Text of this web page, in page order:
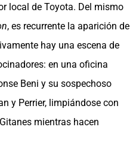
local de Toyota. Del mismo
, es recurrente la aparición de
hay una escena de
en una oficina
Beni y su sospechoso
y Perrier, limpiándose con
mientras hacen